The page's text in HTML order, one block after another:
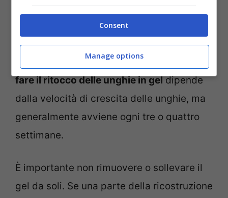
Con il passare delle settimane l’unghia
naturale cresce e il gel si sposta verso la
punta. Questo processo è normale e rende
necessario il ritocco periodico.
fare il ritocco delle unghie in geldipende
dalla velocità di crescita delle unghie, ma
generalmente avviene ogni tre o quattro
settimane.
È importante non rimuovere o sollevare il
gel da soli. Se una parte della ricostruzione
Consent
Manage options